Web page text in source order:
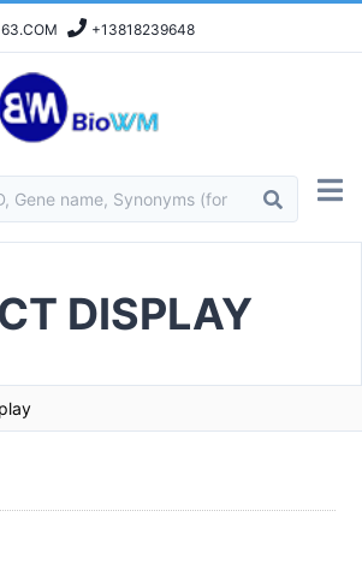
+13818239648
DISPLAY